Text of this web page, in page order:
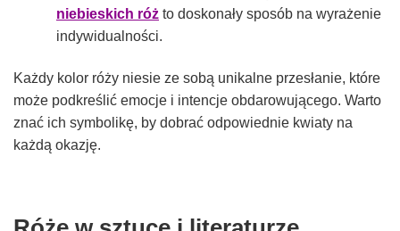
niebieskich róż to doskonały sposób na wyrażenie
indywidualności.
Każdy kolor róży niesie ze sobą unikalne przesłanie, które
może podkreślić emocje i intencje obdarowującego. Warto
znać ich symbolikę, by dobrać odpowiednie kwiaty na
każdą okazję.